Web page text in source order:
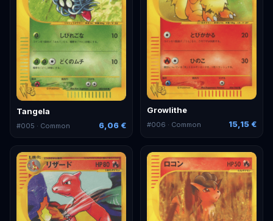
Tangela
#005 · Common 6,06 €
Growlithe
#006 · Common 15,15 €